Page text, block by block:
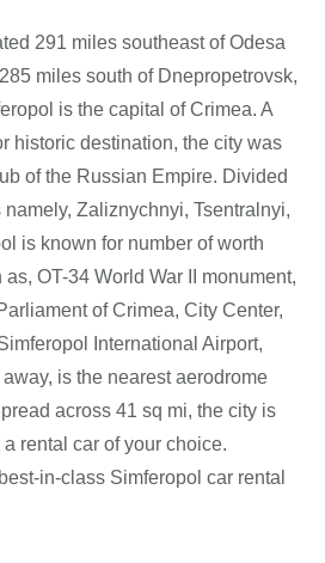
291 miles southeast of Odesa
miles south of Dnepropetrovsk,
is the capital of Crimea. A
historic destination, the city was
of the Russian Empire. Divided
Zaliznychnyi, Tsentralnyi,
is known for number of worth
OT-34 World War II monument,
of Crimea, City Center,
International Airport,
is the nearest aerodrome
across 41 sq mi, the city is
rental car of your choice.
in-class Simferopol car rental